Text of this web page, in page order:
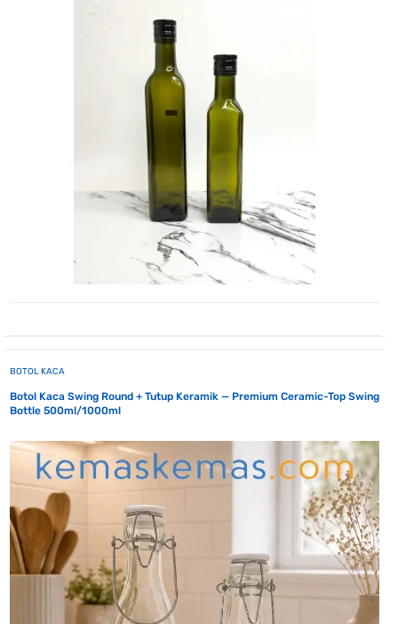
BOTOL KACA
Botol Kaca Swing Round + Tutup Keramik — Premium Ceramic-Top Swing
Bottle 500ml/1000ml